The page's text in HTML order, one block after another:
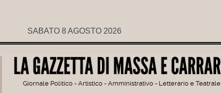
SABATO 8 AGOSTO 2026
Giornale Politico - Artistico - Amministrativo - Letterario e Teatrale